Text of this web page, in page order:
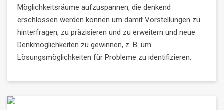
Möglichkeitsräume aufzuspannen, die denkend
erschlossen werden können um damit Vorstellungen zu
hinterfragen, zu präzisieren und zu erweitern und neue
Denkmöglichkeiten zu gewinnen, z. B. um
Lösungsmöglichkeiten für Probleme zu identifizieren.